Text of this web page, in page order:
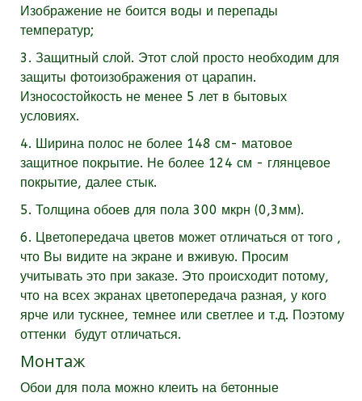
Изображение не боится воды и перепады
температур;
3. Защитный слой. Этот слой просто необходим для
защиты фотоизображения от царапин.
Износостойкость не менее 5 лет в бытовых
условиях.
4. Ширина полос не более 148 см- матовое
защитное покрытие. Не более 124 см - глянцевое
покрытие, далее стык.
5. Толщина обоев для пола 300 мкрн (0,3мм).
6. Цветопередача цветов может отличаться от того ,
что Вы видите на экране и вживую. Просим
учитывать это при заказе. Это происходит потому,
что на всех экранах цветопередача разная, у кого
ярче или тускнее, темнее или светлее и т.д. Поэтому
оттенки будут отличаться.
Монтаж
Обои для пола можно клеить на бетонные